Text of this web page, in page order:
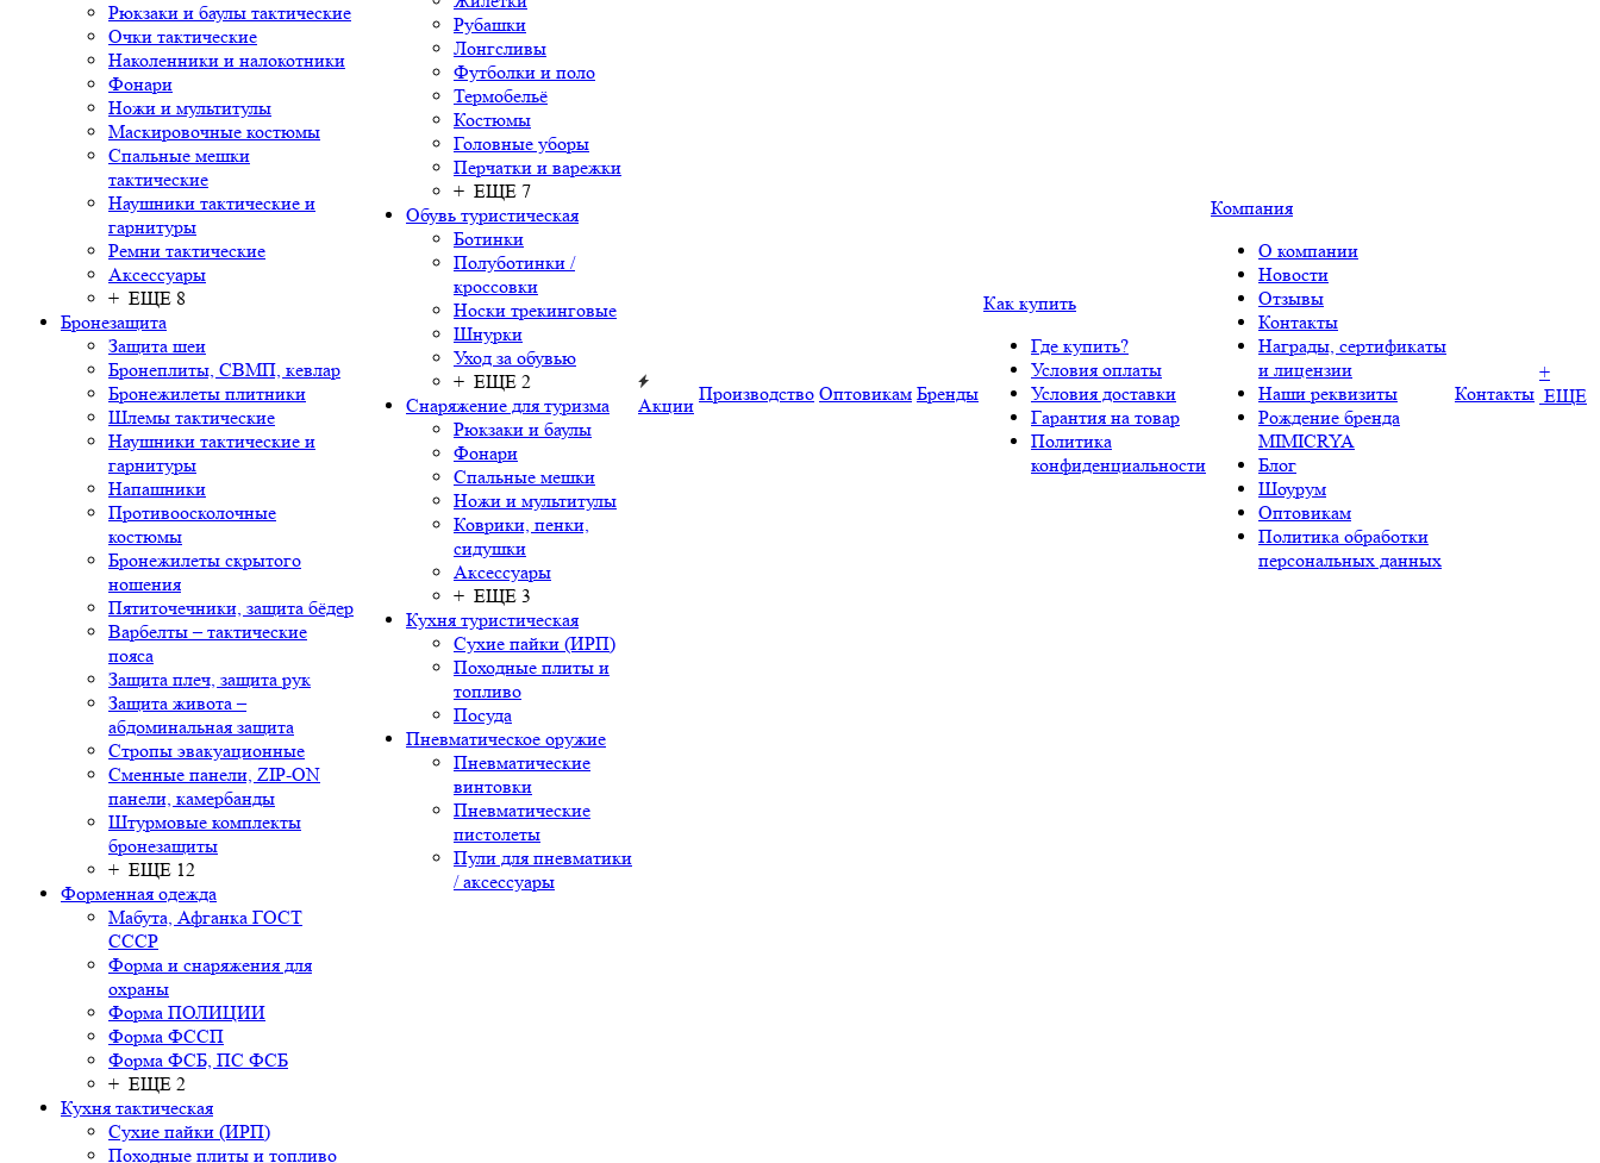
Рюкзаки и баулы тактические
Очки тактические
Наколенники и налокотники
Фонари
Ножи и мультитулы
Маскировочные костюмы
Спальные мешки
тактические
Наушники тактические и
гарнитуры
Ремни тактические
Аксессуары
+ ЕЩЕ 8
Бронезащита
Защита шеи
Бронеплиты, СВМП, кевлар
Бронежилеты плитники
Шлемы тактические
Наушники тактические и
гарнитуры
Напашники
Противоосколочные
костюмы
Бронежилеты скрытого
ношения
Пятиточечники, защита бёдер
Варбелты – тактические
пояса
Защита плеч, защита рук
Защита живота –
абдоминальная защита
Стропы эвакуационные
Сменные панели, ZIP-ON
панели, камербанды
Штурмовые комплекты
бронезащиты
+ ЕЩЕ 12
Форменная одежда
Мабута, Афганка ГОСТ
СССР
Форма и снаряжения для
охраны
Форма ПОЛИЦИИ
Форма ФССП
Форма ФСБ, ПС ФСБ
+ ЕЩЕ 2
Кухня тактическая
Сухие пайки (ИРП)
Походные плиты и топливо
Рубашки
Лонгсливы
Футболки и поло
Термобельё
Костюмы
Головные уборы
Перчатки и варежки
+ ЕЩЕ 7
Обувь туристическая
Ботинки
Полуботинки /
кроссовки
Носки трекинговые
Шнурки
Уход за обувью
+ ЕЩЕ 2
Снаряжение для туризма
Рюкзаки и баулы
Фонари
Спальные мешки
Ножи и мультитулы
Коврики, пенки,
сидушки
Аксессуары
+ ЕЩЕ 3
Кухня туристическая
Сухие пайки (ИРП)
Походные плиты и
топливо
Посуда
Пневматическое оружие
Пневматические
винтовки
Пневматические
пистолеты
Пули для пневматики
/ аксессуары
Акции
Производство Оптовикам Бренды
Как купить
Где купить?
Условия оплаты
Условия доставки
Гарантия на товар
Политика
конфиденциальности
Компания
О компании
Новости
Отзывы
Контакты
Награды, сертификаты
и лицензии
Наши реквизиты
Рождение бренда
MIMICRYA
Блог
Шоурум
Оптовикам
Политика обработки
персональных данных
Контакты
+
ЕЩЕ